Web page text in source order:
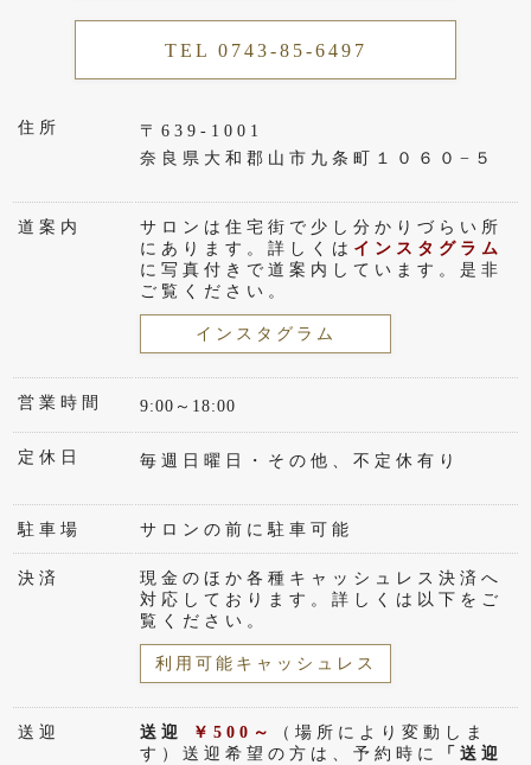
TEL 0743-85-6497
住所
〒639-1001
奈良県大和郡山市九条町１０６０−５
道案内
サロンは住宅街で少し分かりづらい所
にあります。詳しくは インスタグラム
に写真付きで道案内しています。是非
ご覧ください。
インスタグラム
営業時間 9:00～18:00
定休日 毎週日曜日・その他、不定休有り
駐車場 サロンの前に駐車可能
決済
現金のほか各種キャッシュレス決済へ
対応しております。詳しくは以下をご
覧ください。
利用可能キャッシュレス
送迎 送迎 ￥500～
（場所により変動しま
す）送迎希望の方は、予約時に
「送迎